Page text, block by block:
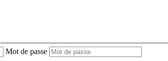
Mot de passe